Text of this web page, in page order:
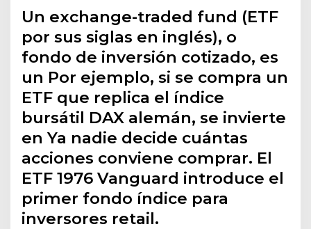
Un exchange-traded fund (ETF
por sus siglas en inglés), o
fondo de inversión cotizado, es
un Por ejemplo, si se compra un
ETF que replica el índice
bursátil DAX alemán, se invierte
en Ya nadie decide cuántas
acciones conviene comprar. El
ETF 1976 Vanguard introduce el
primer fondo índice para
inversores retail.